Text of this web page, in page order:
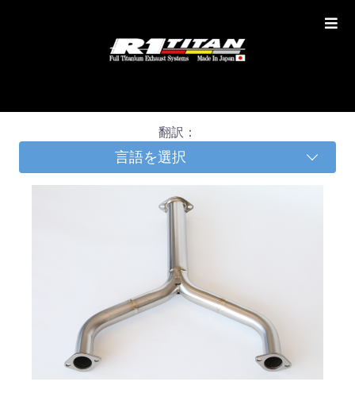
翻訳：
言語を選択